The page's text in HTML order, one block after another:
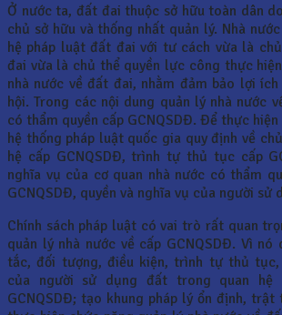
Ở nước ta, đất đai thuộc sở hữu toàn dân
chủ sở hữu và thống nhất quản lý. Nhà
hệ pháp luật đất đai với tư cách vừa là
đai vừa là chủ thể quyền lực công thực
nhà nước về đất đai, nhằm đảm bảo lợi
hội. Trong các nội dung quản lý nhà nước
có thẩm quyền cấp GCNQSDĐ. Để thực
hệ thống pháp luật quốc gia quy định về
hệ cấp GCNQSDĐ, trình tự thủ tục cấp
nghĩa vụ của cơ quan nhà nước có thẩm
GCNQSDĐ, quyền và nghĩa vụ của người
Chính sách pháp luật có vai trò rất quan
quản lý nhà nước về cấp GCNQSDĐ. Vì nó
tắc, đối tượng, điều kiện, trình tự thủ tục,
của người sử dụng đất trong quan hệ
GCNQSDĐ; tạo khung pháp lý ổn định,